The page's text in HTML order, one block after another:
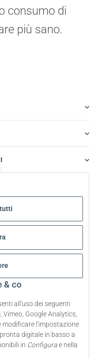
& co
all'uso dei seguenti
Google Analytics,
modificare l'impostazione
digitale in basso a
in Configurae nella
consumo di
più sano.
più spese di spedizione